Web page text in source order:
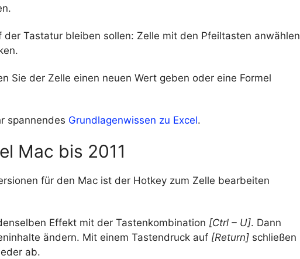
der Tastatur bleiben sollen: Zelle mit den Pfeiltasten anwählen
Sie der Zelle einen neuen Wert geben oder eine Formel
spannendes Grundlagenwissen zu Excel.
Mac bis 2011
für den Mac ist der Hotkey zum Zelle bearbeiten
Effekt mit der Tastenkombination [Ctrl – U]. Dann
ändern. Mit einem Tastendruck auf [Return] schließen
ab.